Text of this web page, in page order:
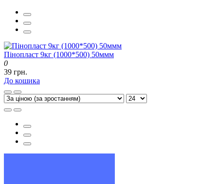
Пінопласт 9кг (1000*500) 50ммм
0
39 грн.
До кошика